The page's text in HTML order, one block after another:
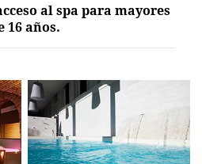
al spa para mayores
16 años.